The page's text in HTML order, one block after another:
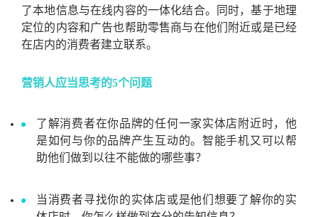
了本地信息与在线内容的一体化结合。同时，基于地理
定位的内容和广告也帮助零售商与在他们附近或是已经
在店内的消费者建立联系。
营销人应当思考的5个问题
了解消费者在你品牌的任何一家实体店附近时，他
是如何与你的品牌产生互动的。智能手机又可以帮
助他们做到以往不能做的哪些事？
当消费者寻找你的实体店或是他们想要了解你的实